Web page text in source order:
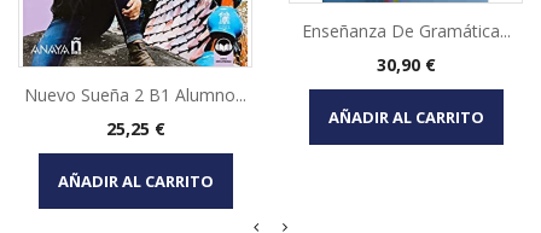
Nuevo Sueña 2 B1 Alumno...
Precio
25,25 €
AÑADIR AL CARRITO
Enseñanza De Gramática...
Precio
30,90 €
AÑADIR AL CARRITO